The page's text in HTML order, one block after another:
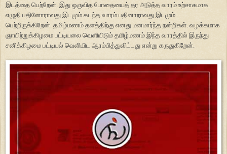
இடத்தை பெற்றேன். இது ஒருவித போதையைத் தர அடுத்த வாரம் உற்சாகமாக
எழுதி பதினோராவது இடமும் கடந்த வாரம் பதினாறாவது இடமும்
பெற்றிருக்கிறேன். தமிழ்மணம் தளத்திற்கு எனது மனமார்ந்த நன்றிகள். வழக்கமாக
ஞாயிற்றுக்கிழமை பட்டியலை வெளியிடும் தமிழ்மணம் இந்த வாரத்தில் இருந்து
சனிக்கிழமை பட்டியல் வெளியிட ஆரம்பித்துவிட்டது என்று கருதுகிறேன்.